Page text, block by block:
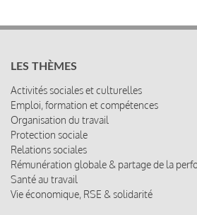
LES THÈMES
Activités sociales et culturelles
Emploi, formation et compétences
Organisation du travail
Protection sociale
Relations sociales
Rémunération globale & partage de la
Santé au travail
Vie économique, RSE & solidarité